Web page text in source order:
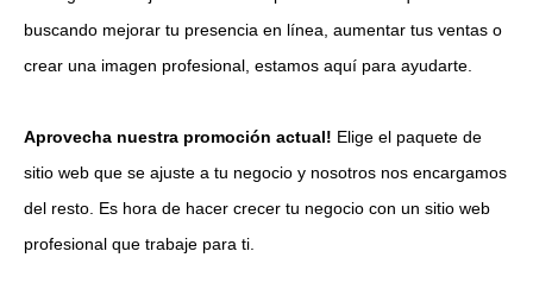
buscando mejorar tu presencia en línea, aumentar tus ventas o
crear una imagen profesional, estamos aquí para ayudarte.
Aprovecha nuestra promoción actual! Elige el paquete de
sitio web que se ajuste a tu negocio y nosotros nos encargamos
del resto. Es hora de hacer crecer tu negocio con un sitio web
profesional que trabaje para ti.